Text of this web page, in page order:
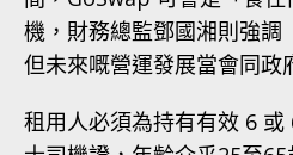
機，財務總監鄧國湘則強調
但未來嘅營運發展當會同政
租用人必須為持有有效 6